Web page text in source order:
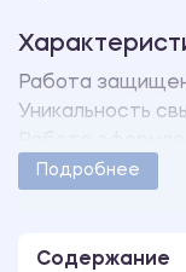
Работа
Уникальность
методическими
Подробнее
Содержание